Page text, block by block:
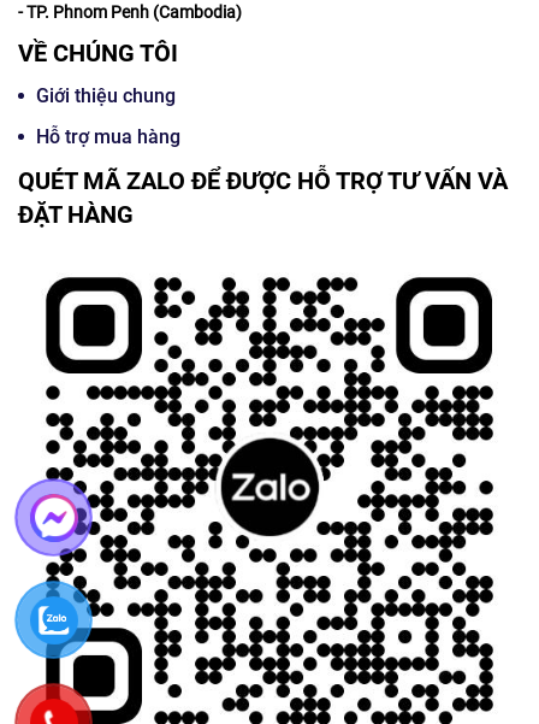
- TP. Phnom Penh (Cambodia)
VỀ CHÚNG TÔI
Giới thiệu chung
Hỗ trợ mua hàng
QUÉT MÃ ZALO ĐỂ ĐƯỢC HỖ TRỢ TƯ VẤN VÀ
ĐẶT HÀNG